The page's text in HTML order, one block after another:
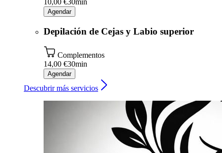
10,00 €30min
Agendar
Depilación de Cejas y Labio superior
Complementos
14,00 €30min
Agendar
Descubrir más servicios